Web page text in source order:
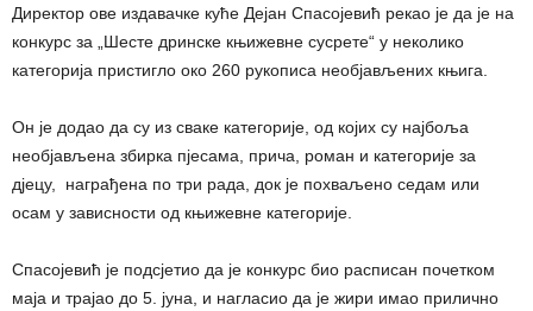
Директор ове издавачке куће Дејан Спасојевић рекао је да је на
конкурс за „Шесте дринске књижевне сусрете“ у неколико
категорија пристигло око 260 рукописа необјављених књига.
Он је додао да су из сваке категорије, од којих су најбоља
необјављена збирка пјесама, прича, роман и категорије за
дјецу, награђена по три рада, док је похваљено седам или
осам у зависности од књижевне категорије.
Спасојевић је подсјетио да је конкурс био расписан почетком
маја и трајао до 5. јуна, и нагласио да је жири имао прилично